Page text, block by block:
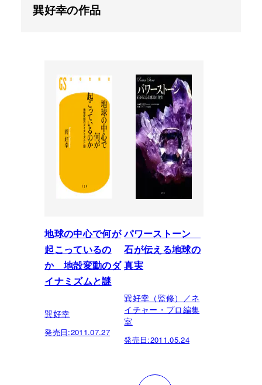
巽好幸の作品
地球の中心で何が
起こっているの
か 地殻変動のダ
イナミズムと謎
巽好幸
発売日:2011.07.27
パワーストーン
石が伝える地球の
真実
巽好幸（監修）／ネ
イチャー・プロ編集
室
発売日:2011.05.24